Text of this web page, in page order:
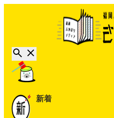
新着